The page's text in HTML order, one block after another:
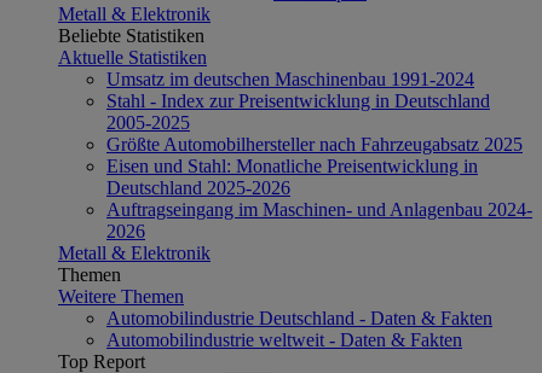
Metall & Elektronik
Beliebte Statistiken
Aktuelle Statistiken
Umsatz im deutschen Maschinenbau 1991-2024
Stahl - Index zur Preisentwicklung in Deutschland
2005-2025
Größte Automobilhersteller nach Fahrzeugabsatz 2025
Eisen und Stahl: Monatliche Preisentwicklung in
Deutschland 2025-2026
Auftragseingang im Maschinen- und Anlagenbau 2024-
2026
Metall & Elektronik
Themen
Weitere Themen
Automobilindustrie Deutschland - Daten & Fakten
Automobilindustrie weltweit - Daten & Fakten
Top Report